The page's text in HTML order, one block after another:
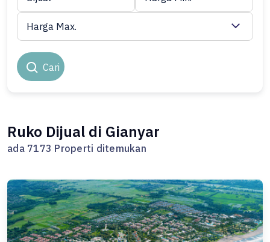
Cari
Harga Max.
Ruko Dijual di Gianyar
ada 7173 Properti ditemukan